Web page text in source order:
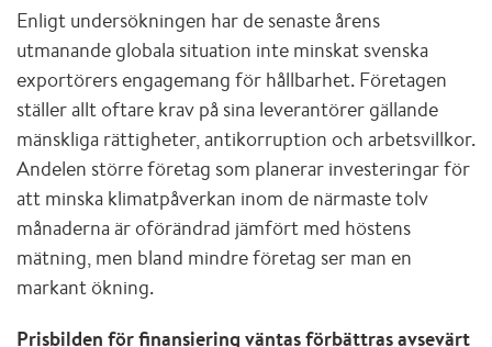
Enligt undersökningen har de senaste årens
utmanande globala situation inte minskat svenska
exportörers engagemang för hållbarhet. Företagen
ställer allt oftare krav på sina leverantörer gällande
mänskliga rättigheter, antikorruption och arbetsvillkor.
Andelen större företag som planerar investeringar för
att minska klimatpåverkan inom de närmaste tolv
månaderna är oförändrad jämfört med höstens
mätning, men bland mindre företag ser man en
markant ökning.
Prisbilden för finansiering väntas förbättras avsevärt